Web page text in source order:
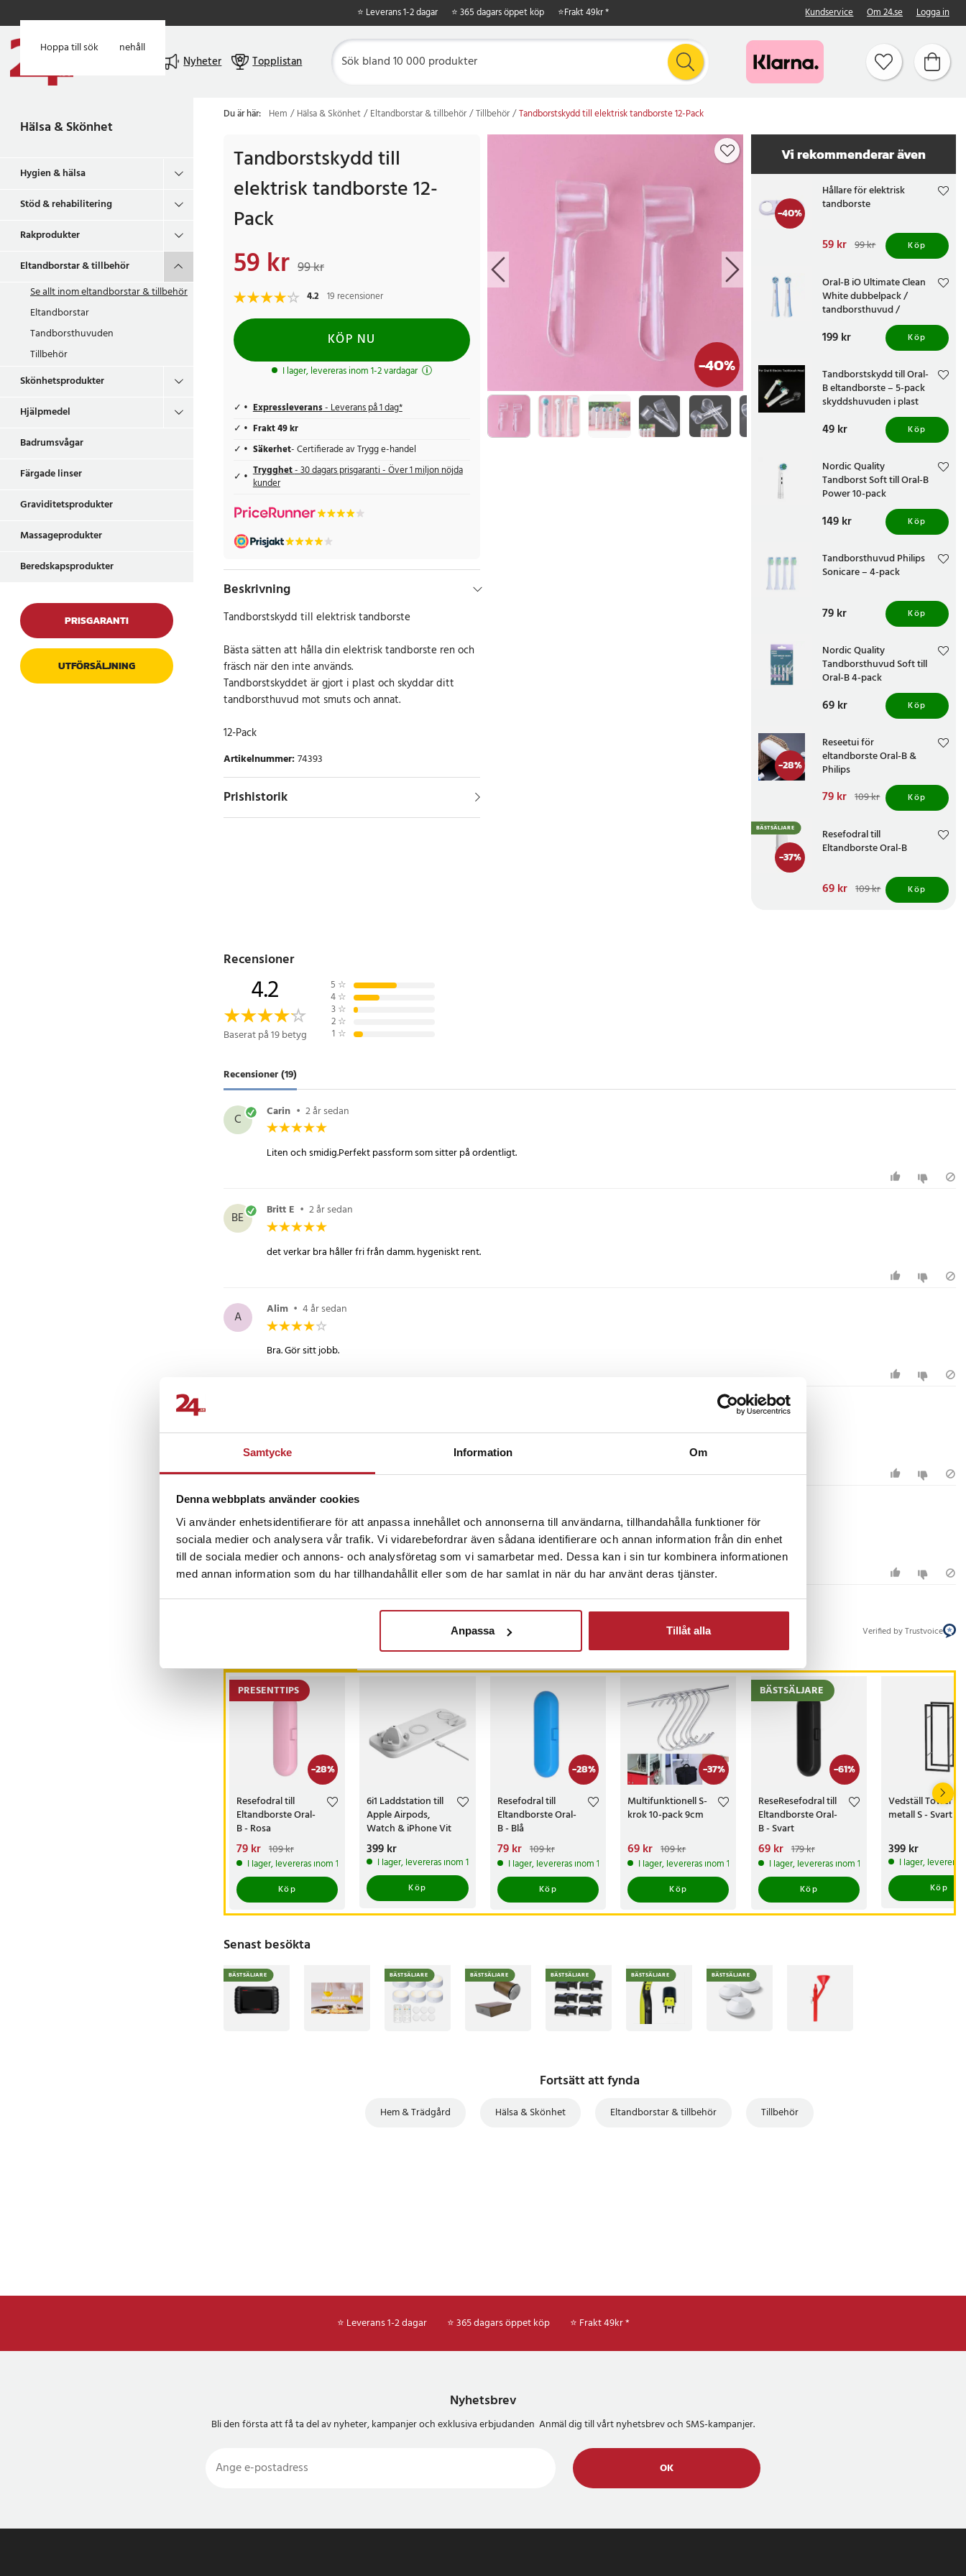
Samtycke Information Om
Denna webbplats använder cookies
Vi använder enhetsidentifierare för att anpassa innehållet och annonserna till användarna, tillhandahålla funktioner för
sociala medier och analysera vår trafik. Vi vidarebefordrar även sådana identifierare och annan information från din enhet
till de sociala medier och annons- och analysföretag som vi samarbetar med. Dessa kan i sin tur kombinera informationen
med annan information som du har tillhandahållit eller som de har samlat in när du har använt deras tjänster.
Anpassa Tillåt alla
Hoppa till huvudinnehåll
Hoppa till sök
⭐ Leverans 1-2 dagar ⭐ 365 dagars öppet köp ⭐Frakt 49kr * Kundservice Om 24.se Logga in
Nyheter Topplistan
Hälsa & Skönhet
Hygien & hälsa
Stöd & rehabilitering
Rakprodukter
Eltandborstar & tillbehör
Se allt inomeltandborstar & tillbehör
Eltandborstar
Tandborsthuvuden
Tillbehör
Skönhetsprodukter
Hjälpmedel
Badrumsvågar
Färgade linser
Graviditetsprodukter
Massageprodukter
Beredskapsprodukter
PRISGARANTI
UTFÖRSÄLJNING
Du är här: Hem Hälsa & Skönhet Eltandborstar & tillbehör Tillbehör Tandborstskydd till elektrisk tandborste 12-Pack
-40%
Tandborstskydd till
elektrisk tandborste 12-
Pack
Nuvarande pris
59 kr 99 kr
4.2 19 recensioner
KÖP NU
I lager, levereras inom 1-2 vardagar
Expressleverans- Leverans på 1 dag*
Frakt 49 kr
Säkerhet- Certifierade av Trygg e-handel
Trygghet- 30 dagars prisgaranti - Över 1 miljon nöjda
kunder
Beskrivning
Tandborstskydd till elektrisk tandborste
Bästa sätten att hålla din elektrisk tandborste ren och
fräsch när den inte används.
Tandborstskyddet är gjort i plast och skyddar ditt
tandborsthuvud mot smuts och annat.
12-Pack
Artikelnummer:74393
Prishistorik
Vi rekommenderar även
-40%
Hållare för elektrisk
tandborste
Nuvarande pris
Tidigare pris 99 kr
59 kr 99 kr Köp
Oral-B iO Ultimate Clean
White dubbelpack /
tandborsthuvud /
borsthuvud till eltandborste
Pris :199 kr
199 kr Köp
Tandborstskydd till Oral-
B eltandborste – 5-pack
skyddshuvuden i plast
Pris:49 kr
49 kr Köp
Nordic Quality
Tandborst Soft till Oral-B
Power 10-pack
Pris :149 kr
149 kr Köp
Tandborsthuvud Philips
Sonicare – 4-pack
Pris:79 kr
79 kr Köp
Nordic Quality
Tandborsthuvud Soft till
Oral-B 4-pack
Pris:69 kr
69 kr Köp
-28%
Reseetui för
eltandborste Oral-B &
Philips
Nuvarande pris
Tidigare pris 109 kr
79 kr 109 kr Köp
-37%
BÄSTSÄLJARE
Resefodral till
Eltandborste Oral-B
Nuvarande pris
Tidigare pris 109 kr
69 kr 109 kr Köp
Recensioner
4.2
Baserat på 19 betyg
5 ☆
4 ☆
3 ☆
2 ☆
1 ☆
Recensioner (19)
C Carin • 2 år sedan
Liten och smidig.Perfekt passform som sitter på ordentligt.
BE Britt E • 2 år sedan
det verkar bra håller fri från damm. hygeniskt rent.
A Alim • 4 år sedan
Bra. Gör sitt jobb.
Superbra tandborstskydd
Lennart• 5 år sedan
Har inget speciellt
Visa fler recensioner
Verified by Trustvoice
-28%
PRESENTTIPS
Resefodral till
Eltandborste Oral-
B - Rosa
Nuvarande pris
79 krTidigare pris:
109 kr
79 kr 109 kr
I lager, levereras inom 1-2 vardagar
Köp
6i1 Laddstation till
Apple Airpods,
Watch & iPhone Vit
Pris:399 kr
399 kr
I lager, levereras inom 1-2 vardagar
Köp
-28%
Resefodral till
Eltandborste Oral-
B - Blå
Nuvarande pris
79 krTidigare pris:
109 kr
79 kr 109 kr
I lager, levereras inom 1-2 vardagar
Köp
-37%
Multifunktionell S-
krok 10-pack 9cm
Nuvarande pris
69 krTidigare pris:
109 kr
69 kr 109 kr
I lager, levereras inom 1-2 vardagar
Köp
-61%
BÄSTSÄLJARE
ReseResefodral till
Eltandborste Oral-
B - Svart
Nuvarande pris
69 krTidigare pris:
179 kr
69 kr 179 kr
I lager, levereras inom 1-2 vardagar
Köp
Vedställ Tower i
metall S - Svart
Pris:399 kr
399 kr
I lager,
Köp
Senast besökta
BÄSTSÄLJARE BÄSTSÄLJARE BÄSTSÄLJARE BÄSTSÄLJARE BÄSTSÄLJARE BÄSTSÄLJARE
Fortsätt att fynda
Hem & Trädgård Hälsa & Skönhet Eltandborstar & tillbehör Tillbehör
⭐ Leverans 1-2 dagar ⭐ 365 dagars öppet köp ⭐ Frakt 49kr *
Nyhetsbrev
Bli den första att få ta del av nyheter, kampanjer och exklusiva erbjudanden Anmäl dig till vårt nyhetsbrev och SMS-kampanjer.
OK